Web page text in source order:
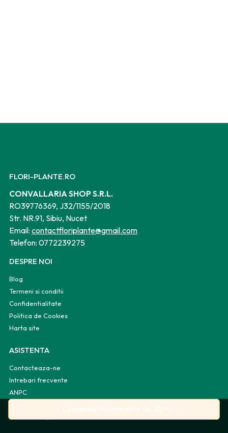
⚠️ Comanda minimă este de 70 lei.
FLORI-PLANTE.RO
CONVALLARIA SHOP S.R.L.
RO39776369, J32/1155/2018
Str. NR.91, Sibiu, Nucet
Email: contactfloriplante@gmail.com
Telefon: 0772239275
DESPRE NOI
Blog
Termeni si conditii
Confidentialitate
Politica de Cookies
Harta site
ASISTENTA
Contacteaza-ne
Intrebari frecvente
ANPC
Informatii legale